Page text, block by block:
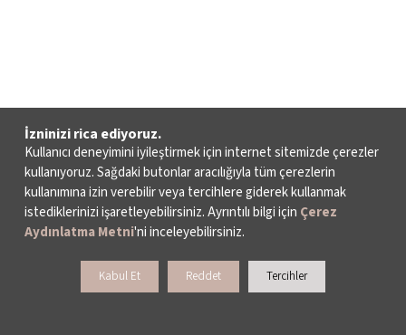
İzninizi rica ediyoruz.
Kullanıcı deneyimini iyileştirmek için internet sitemizde çerezler
kullanıyoruz. Sağdaki butonlar aracılığıyla tüm çerezlerin
kullanımına izin verebilir veya tercihlere giderek kullanmak
istediklerinizi işaretleyebilirsiniz. Ayrıntılı bilgi için Çerez
Aydınlatma Metni'ni inceleyebilirsiniz.
Kabul Et Reddet Tercihler